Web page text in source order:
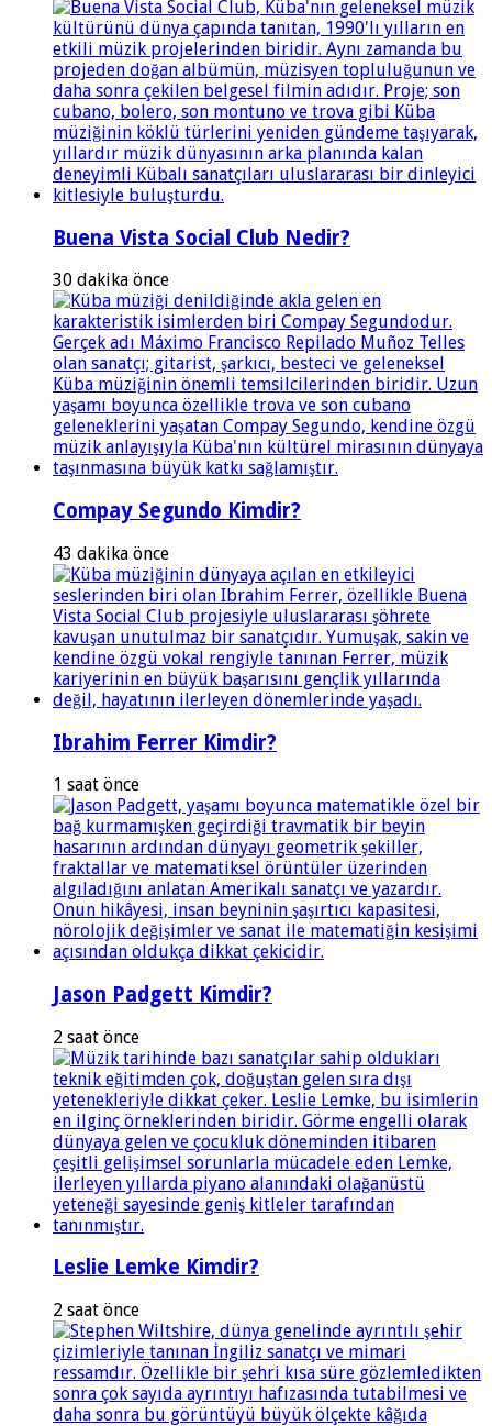
Buena Vista Social Club Nedir?
30 dakika önce
Compay Segundo Kimdir?
43 dakika önce
Ibrahim Ferrer Kimdir?
1 saat önce
Jason Padgett Kimdir?
2 saat önce
Leslie Lemke Kimdir?
2 saat önce